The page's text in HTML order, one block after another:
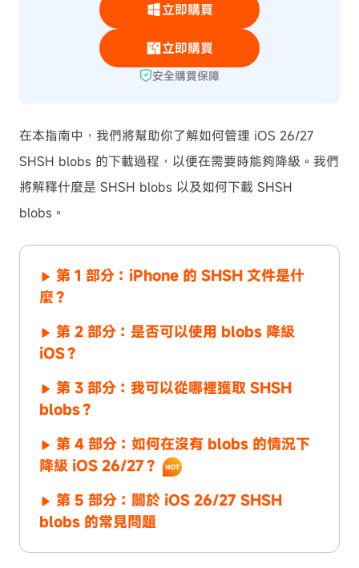
立即購買
立即購買
安全購買保障
在本指南中，我們將幫助你了解如何管理 iOS 26/27
SHSH blobs 的下載過程，以便在需要時能夠降級。我們
將解釋什麼是 SHSH blobs 以及如何下載 SHSH
blobs。
第 1 部分：iPhone 的 SHSH 文件是什
麼？
第 2 部分：是否可以使用 blobs 降級
iOS？
第 3 部分：我可以從哪裡獲取 SHSH
blobs？
第 4 部分：如何在沒有 blobs 的情況下
降級 iOS 26/27？
第 5 部分：關於 iOS 26/27 SHSH
blobs 的常見問題